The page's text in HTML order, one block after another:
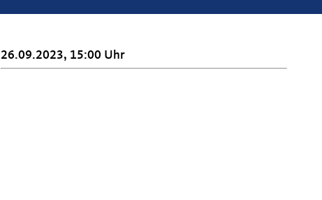
26.09.2023, 15:00 Uhr